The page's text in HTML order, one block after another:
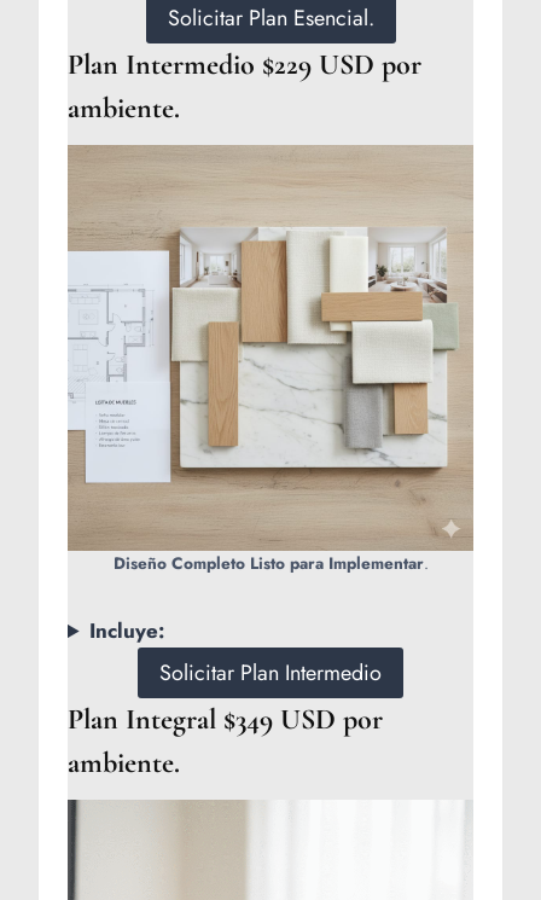
Solicitar Plan Esencial.
Plan Intermedio $229 USD por
ambiente.
Diseño Completo Listo para Implementar.
Incluye:
Solicitar Plan Intermedio
Plan Integral $349 USD por
ambiente.